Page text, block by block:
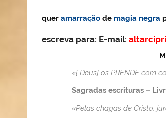
queramarração de magia negra
escreva para: E-mail:
«[ Deus] osPRENDE com
Sagradas escrituras –
«Pelas chagas de Cristo,